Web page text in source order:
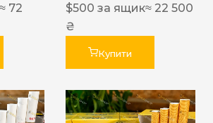
≈ 72
$500 за ящик≈ 22 500
₴
Купити